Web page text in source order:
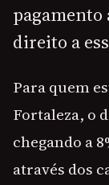
direito a
Para quem
Fortaleza, o
chegando a
através dos